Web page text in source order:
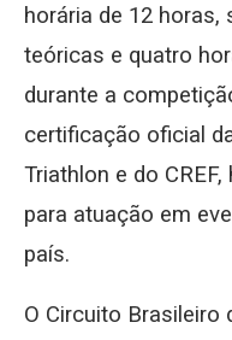
horária de 12
teóricas e quatro
durante a
certificação oficial
Triathlon e do
para atuação em
país.
O Circuito Brasileiro